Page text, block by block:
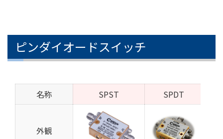
ピンダイオードスイッチ
名称 SPST SPDT
外観